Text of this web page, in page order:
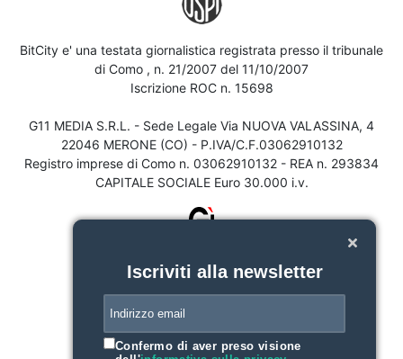
BitCity e' una testata giornalistica registrata presso il tribunale
di Como , n. 21/2007 del 11/10/2007
Iscrizione ROC n. 15698
G11 MEDIA S.R.L. - Sede Legale Via NUOVA VALASSINA, 4
22046 MERONE (CO) - P.IVA/C.F.03062910132
Registro imprese di Como n. 03062910132 - REA n. 293834
CAPITALE SOCIALE Euro 30.000 i.v.
Iscriviti alla newsletter
Confermo di aver preso visione